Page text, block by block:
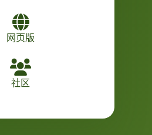
网页版
社区